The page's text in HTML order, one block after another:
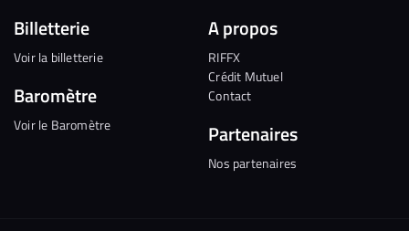
Billetterie
Voir la billetterie
Baromètre
Voir le Baromètre
A propos
RIFFX
Crédit Mutuel
Contact
Partenaires
Nos partenaires